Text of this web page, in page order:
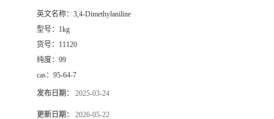
英文名称： 3,4-Dimethylaniline
型号： 1kg
货号： 11120
纯度： 99
cas： 95-64-7
发布日期： 2025-03-24
更新日期： 2026-05-22